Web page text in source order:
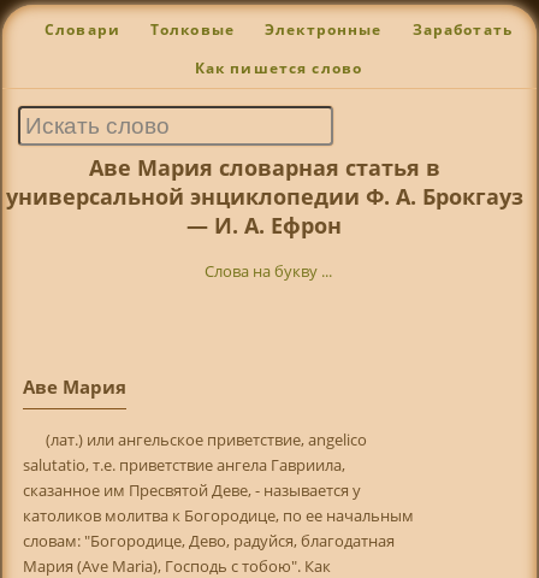
Словари Толковые Электронные Заработать
Как пишется слово
Аве Мария словарная статья в
универсальной энциклопедии Ф. А. Брокгауз
— И. А. Ефрон
Слова на букву ...
Аве Мария
(лат.) или ангельское приветствие, angelico
salutatio, т.е. приветствие ангела Гавриила,
сказанное им Пресвятой Деве, - называется у
католиков молитва к Богородице, по ее начальным
словам: "Богородице, Дево, радуйся, благодатная
Мария (Ave Maria), Господь с тобою". Как